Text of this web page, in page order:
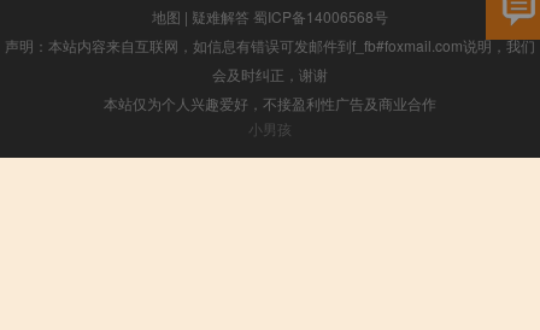
地图 | 疑难解答 蜀ICP备14006568号
声明：本站内容来自互联网，如信息有错误可发邮件到f_fb#foxmail.com说明，我们
会及时纠正，谢谢
本站仅为个人兴趣爱好，不接盈利性广告及商业合作
小男孩